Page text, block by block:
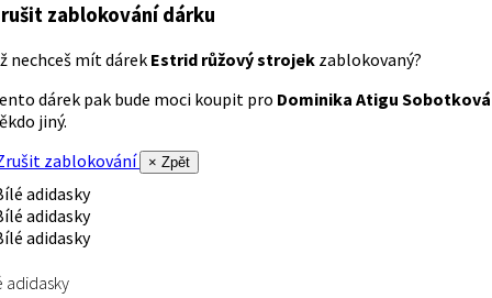
zablokování dárku
nechceš mít dárek Estrid růžový strojek zablokovaný?
dárek pak bude moci koupit pro Dominika Atigu Sobotková
jiný.
zablokování
× Zpět
adidasky